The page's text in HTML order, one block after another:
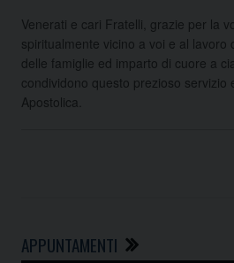
Venerati e cari Fratelli, grazie per la
spiritualmente vicino a voi e al lavoro
delle famiglie ed imparto di cuore a
condividono questo prezioso servizio
Apostolica.
APPUNTAMENTI